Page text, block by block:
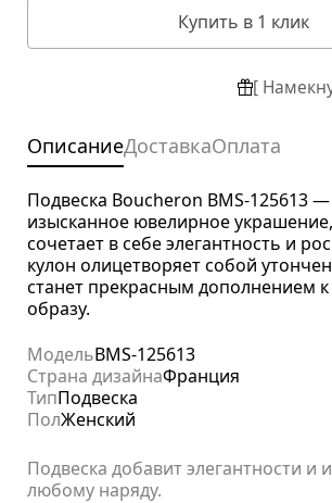
Купить в 1 клик
[
ОписаниеДоставкаОплата
Подвеска Boucheron BMS-125613 —
изысканное ювелирное
сочетает в себе элегантность и
кулон олицетворяет собой
станет прекрасным дополнением
образу.
МодельBMS-125613
Страна дизайнаФранция
ТипПодвеска
ПолЖенский
Подвеска добавит элегантности и
любому наряду.